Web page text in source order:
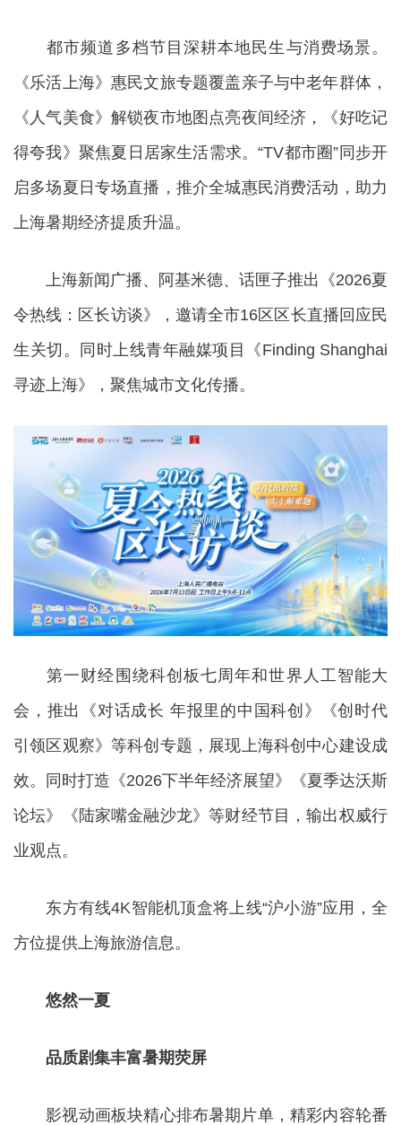
都市频道多档节目深耕本地民生与消费场景。
《乐活上海》惠民文旅专题覆盖亲子与中老年群体，
《人气美食》解锁夜市地图点亮夜间经济，《好吃记
得夸我》聚焦夏日居家生活需求。“TV都市圈”同步开
启多场夏日专场直播，推介全城惠民消费活动，助力
上海暑期经济提质升温。
上海新闻广播、阿基米德、话匣子推出《2026夏
令热线：区长访谈》，邀请全市16区区长直播回应民
生关切。同时上线青年融媒项目《Finding Shanghai
寻迹上海》，聚焦城市文化传播。
第一财经围绕科创板七周年和世界人工智能大
会，推出《对话成长 年报里的中国科创》《创时代
引领区观察》等科创专题，展现上海科创中心建设成
效。同时打造《2026下半年经济展望》《夏季达沃斯
论坛》《陆家嘴金融沙龙》等财经节目，输出权威行
业观点。
东方有线4K智能机顶盒将上线“沪小游”应用，全
方位提供上海旅游信息。
悠然一夏
品质剧集丰富暑期荧屏
影视动画板块精心排布暑期片单，精彩内容轮番